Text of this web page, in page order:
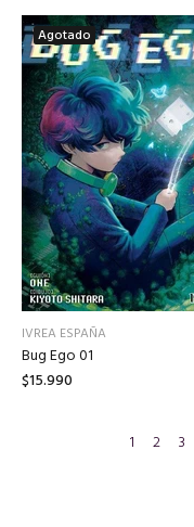
Agotado
IVREA ESPAÑA
Bug Ego 01
$15.990
1 2 3